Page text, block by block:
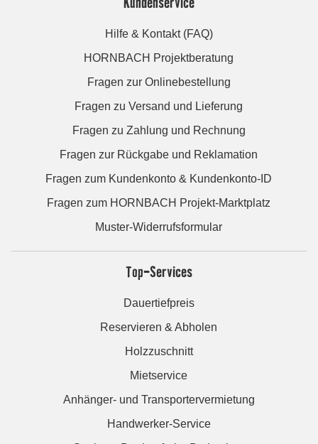
Hilfe & Kontakt (FAQ)
HORNBACH Projektberatung
Fragen zur Onlinebestellung
Fragen zu Versand und Lieferung
Fragen zu Zahlung und Rechnung
Fragen zur Rückgabe und Reklamation
Fragen zum Kundenkonto & Kundenkonto-ID
Fragen zum HORNBACH Projekt-Marktplatz
Muster-Widerrufsformular
Top-Services
Dauertiefpreis
Reservieren & Abholen
Holzzuschnitt
Mietservice
Anhänger- und Transportervermietung
Handwerker-Service